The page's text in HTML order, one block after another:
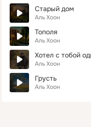
Старый дом
Аль Хоон
Тополя
Аль Хоон
Хотел с тобой
Аль Хоон
Грусть
Аль Хоон